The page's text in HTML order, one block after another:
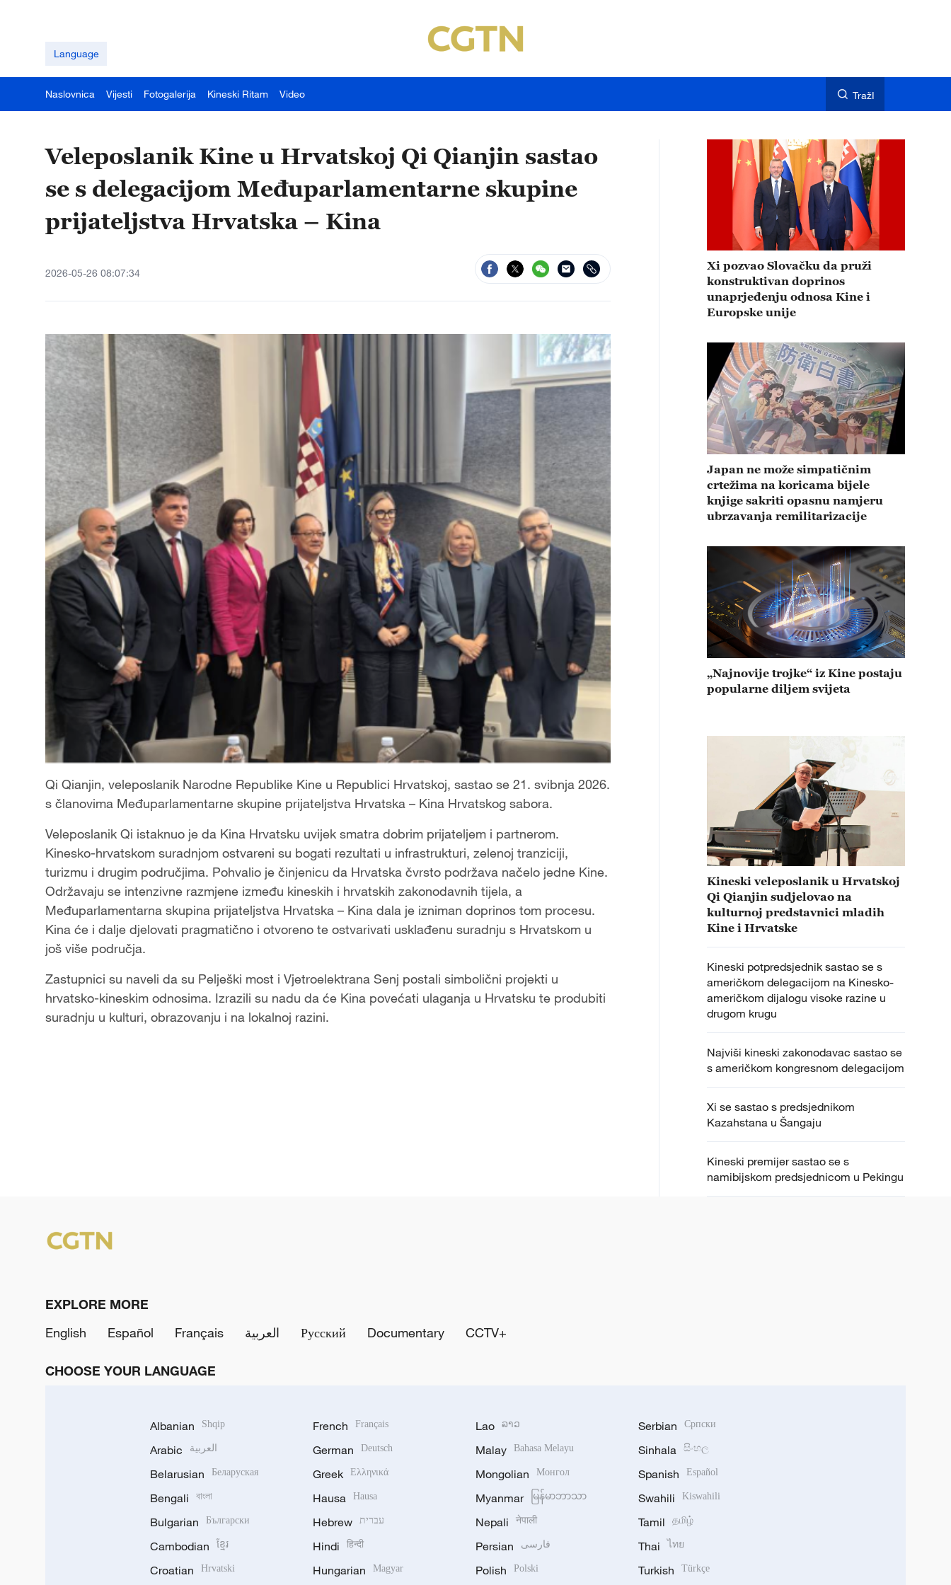
Language
Naslovnica Vijesti Fotogalerija Kineski Ritam Video TražI
Veleposlanik Kine u Hrvatskoj Qi Qianjin sastao
se s delegacijom Međuparlamentarne skupine
prijateljstva Hrvatska – Kina
2026-05-26 08:07:34
Qi Qianjin, veleposlanik Narodne Republike Kine u Republici Hrvatskoj, sastao se 21. svibnja 2026.
s članovima Međuparlamentarne skupine prijateljstva Hrvatska – Kina Hrvatskog sabora.
Veleposlanik Qi istaknuo je da Kina Hrvatsku uvijek smatra dobrim prijateljem i partnerom.
Kinesko-hrvatskom suradnjom ostvareni su bogati rezultati u infrastrukturi, zelenoj tranziciji,
turizmu i drugim područjima. Pohvalio je činjenicu da Hrvatska čvrsto podržava načelo jedne Kine.
Održavaju se intenzivne razmjene između kineskih i hrvatskih zakonodavnih tijela, a
Međuparlamentarna skupina prijateljstva Hrvatska – Kina dala je izniman doprinos tom procesu.
Kina će i dalje djelovati pragmatično i otvoreno te ostvarivati usklađenu suradnju s Hrvatskom u
još više područja.
Zastupnici su naveli da su Pelješki most i Vjetroelektrana Senj postali simbolični projekti u
hrvatsko-kineskim odnosima. Izrazili su nadu da će Kina povećati ulaganja u Hrvatsku te produbiti
suradnju u kulturi, obrazovanju i na lokalnoj razini.
Xi pozvao Slovačku da pruži
konstruktivan doprinos
unaprjeđenju odnosa Kine i
Europske unije
Japan ne može simpatičnim
crtežima na koricama bijele
knjige sakriti opasnu namjeru
ubrzavanja remilitarizacije
„Najnovije trojke“ iz Kine postaju
popularne diljem svijeta
Kineski veleposlanik u Hrvatskoj
Qi Qianjin sudjelovao na
kulturnoj predstavnici mladih
Kine i Hrvatske
Kineski potpredsjednik sastao se s
američkom delegacijom na Kinesko-
američkom dijalogu visoke razine u
drugom krugu
Najviši kineski zakonodavac sastao se
s američkom kongresnom delegacijom
Xi se sastao s predsjednikom
Kazahstana u Šangaju
Kineski premijer sastao se s
namibijskom predsjednicom u Pekingu
EXPLORE MORE
English
Español Français العربية Русский Documentary CCTV+
CHOOSE YOUR LANGUAGE
Albanian Shqip
Arabic العربية
Belarusian Беларуская
Bengali বাংলা
Bulgarian Български
Cambodian ខ្មែរ
Croatian Hrvatski
French Français
German Deutsch
Greek Ελληνικά
Hausa Hausa
Hebrew עברית
Hindi हिन्दी
Hungarian Magyar
Lao ລາວ
Malay Bahasa Melayu
Mongolian Монгол
Myanmar မြန်မာဘာသာ
Nepali नेपाली
Persian فارسی
Polish Polski
Serbian Српски
Sinhala සිංහල
Spanish Español
Swahili Kiswahili
Tamil தமிழ்
Thai ไทย
Turkish Türkçe